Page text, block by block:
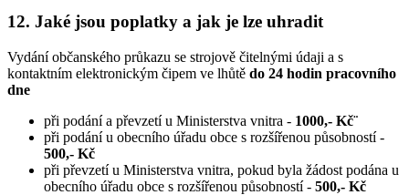
12. Jaké jsou poplatky a jak je lze uhradit
Vydání občanského průkazu se strojově čitelnými údaji a s
kontaktním elektronickým čipem ve lhůtě do 24 hodin pracovního
dne
při podání a převzetí u Ministerstva vnitra - 1000,- Kč¨
při podání u obecního úřadu obce s rozšířenou působností -
500,- Kč
při převzetí u Ministerstva vnitra, pokud byla žádost podána u
obecního úřadu obce s rozšířenou působností - 500,- Kč